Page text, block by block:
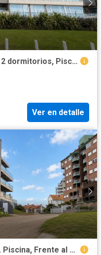
Departamento frente al mar, 2 dormitorios, Piscina. cochera. Pinamar
Ver en detalle
Departamento 2 dormitorios. Piscina, Frente al mar. Pinamar. Cochera